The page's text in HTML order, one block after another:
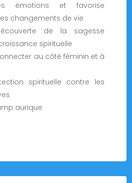
émotions et favorise
changements de vie
de la sagesse
spirituelle
au côté féminin et à
spirituelle contre les
aurique